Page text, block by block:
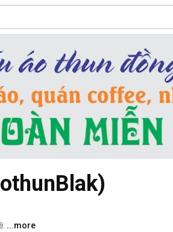
...more